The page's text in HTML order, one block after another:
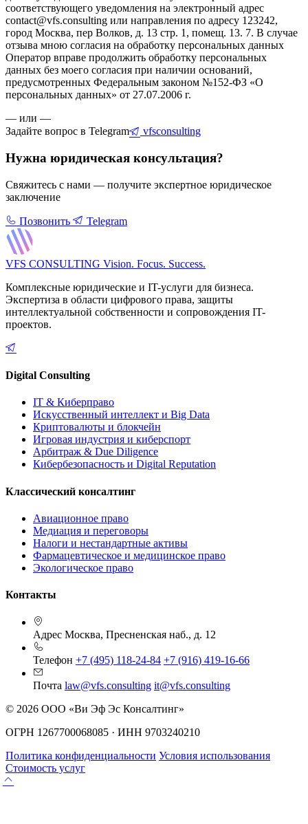
соответствующего уведомления на электронный адрес
contact@vfs.consulting или направления по адресу 123242,
город Москва, пер Волков, д. 13 стр. 1, помещ. 13. 7. В случае
отзыва мною согласия на обработку персональных данных
Оператор вправе продолжить обработку персональных
данных без моего согласия при наличии оснований,
предусмотренных Федеральным законом №152-ФЗ «О
персональных данных» от 27.07.2006 г.
— или —
Задайте вопрос в Telegram
vfsconsulting
Нужна юридическая консультация?
Свяжитесь с нами — получите экспертное юридическое
заключение
Позвонить Telegram
VFS CONSULTING Vision. Focus. Success.
Комплексные юридические и IT-услуги для бизнеса.
Экспертиза в области цифрового права, защиты
интеллектуальной собственности и сопровождения IT-
проектов.
Digital Consulting
IT & Киберправо
Искусственный интеллект и Big Data
Криптовалюты и блокчейн
Игровая индустрия и киберспорт
Арбитраж & Due Diligence
Кибербезопасность и Digital Reputation
Классический консалтинг
Авиационное право
Медиация и переговоры
Налоги и нестандартные активы
Фармацевтическое и медицинское право
Экологическое право
Контакты
Адрес Москва, Пресненская наб., д. 12
Телефон +7 (495) 118-24-84 +7 (916) 419-16-66
Почта law@vfs.consulting it@vfs.consulting
© 2026 ООО «Ви Эф Эс Консалтинг»
ОГРН 1267700068085 · ИНН 9703240210
Политика конфиденциальности Условия использования
Стоимость услуг